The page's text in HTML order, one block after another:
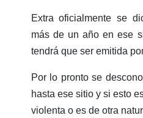
Extra oficialmente se
más de un año en ese
tendrá que ser emitida
Por lo pronto se
hasta ese sitio y si esto
violenta o es de otra